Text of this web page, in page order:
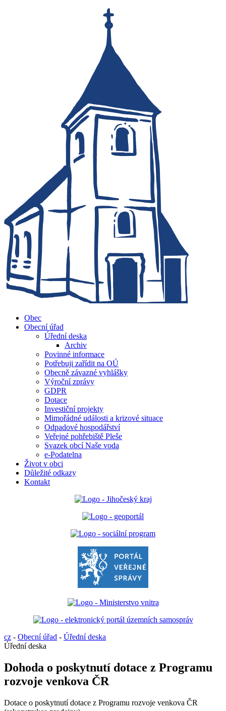
Obec
Obecní úřad
Úřední deska
Archiv
Povinné informace
Potřebuji zařídit na OÚ
Obecně závazné vyhlášky
Výroční zprávy
GDPR
Dotace
Investiční projekty
Mimořádné události a krizové situace
Odpadové hospodářství
Veřejné pohřebiště Pleše
Svazek obcí Naše voda
e-Podatelna
Život v obci
Důležité odkazy
Kontakt
cz - Obecní úřad - Úřední deska
Úřední deska
Dohoda o poskytnutí dotace z Programu
rozvoje venkova ČR
Dotace o poskytnutí dotace z Programu rozvoje venkova ČR